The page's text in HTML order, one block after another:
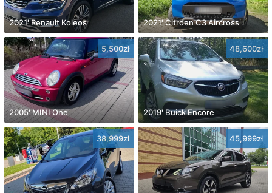
2021' Renault Koleos 2021' Citroen C3 Aircross
5,500zł
2005' MINI One
48,600zł
2019' Buick Encore
38,999zł 45,999zł